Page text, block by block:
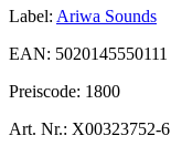
Label: Ariwa Sounds
EAN: 5020145550111
Preiscode: 1800
Art. Nr.: X00323752-6